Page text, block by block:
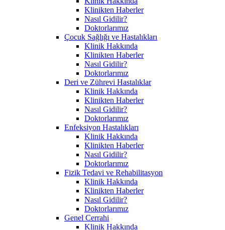
Klinikten Haberler
Nasıl Gidilir?
Doktorlarımız
Çocuk Sağlığı ve Hastalıkları
Klinik Hakkında
Klinikten Haberler
Nasıl Gidilir?
Doktorlarımız
Deri ve Zührevi Hastalıklar
Klinik Hakkında
Klinikten Haberler
Nasıl Gidilir?
Doktorlarımız
Enfeksiyon Hastalıkları
Klinik Hakkında
Klinikten Haberler
Nasıl Gidilir?
Doktorlarımız
Fizik Tedavi ve Rehabilitasyon
Klinik Hakkında
Klinikten Haberler
Nasıl Gidilir?
Doktorlarımız
Genel Cerrahi
Klinik Hakkında